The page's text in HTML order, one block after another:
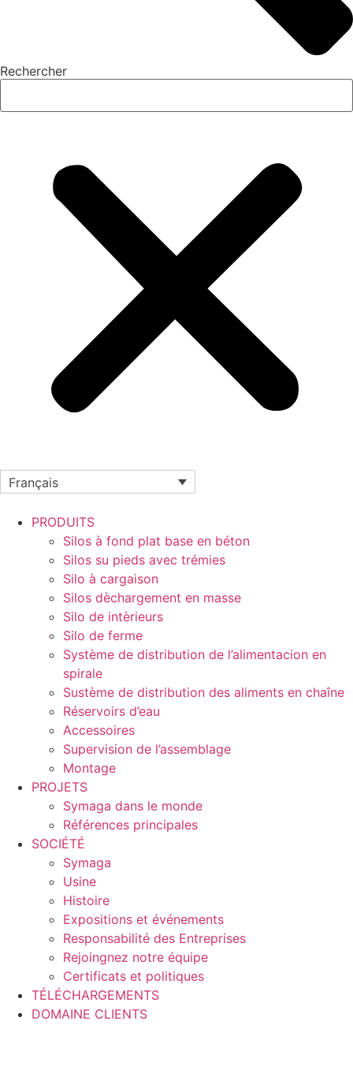
Rechercher
Français
PRODUITS
Silos à fond plat base en béton
Silos su pieds avec trémies
Silo à cargaison
Silos dèchargement en masse
Silo de intèrieurs
Silo de ferme
Système de distribution de l’alimentacion en
spirale
Sustème de distribution des aliments en chaîne
Réservoirs d’eau
Accessoires
Supervision de l’assemblage
Montage
PROJETS
Symaga dans le monde
Références principales
SOCIÉTÉ
Symaga
Usine
Histoire
Expositions et événements
Responsabilité des Entreprises
Rejoingnez notre équipe
Certificats et politiques
TÉLÉCHARGEMENTS
DOMAINE CLIENTS